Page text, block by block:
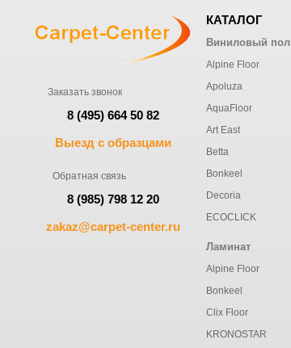
Заказать звонок
8 (495) 664 50 82
Выезд с образцами
Обратная связь
8 (985) 798 12 20
zakaz@carpet-center.ru
КАТАЛОГ
Виниловый пол
Alpine Floor
Apoluza
AquaFloor
Art East
Betta
Bonkeel
Decoria
ECOCLICK
Ламинат
Alpine Floor
Bonkeel
Clix Floor
KRONOSTAR